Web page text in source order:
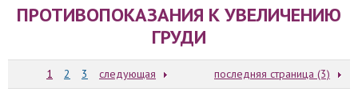
ПРОТИВОПОКАЗАНИЯ К УВЕЛИЧЕНИЮ
ГРУДИ
1 2 3 следующая последняя страница (3)